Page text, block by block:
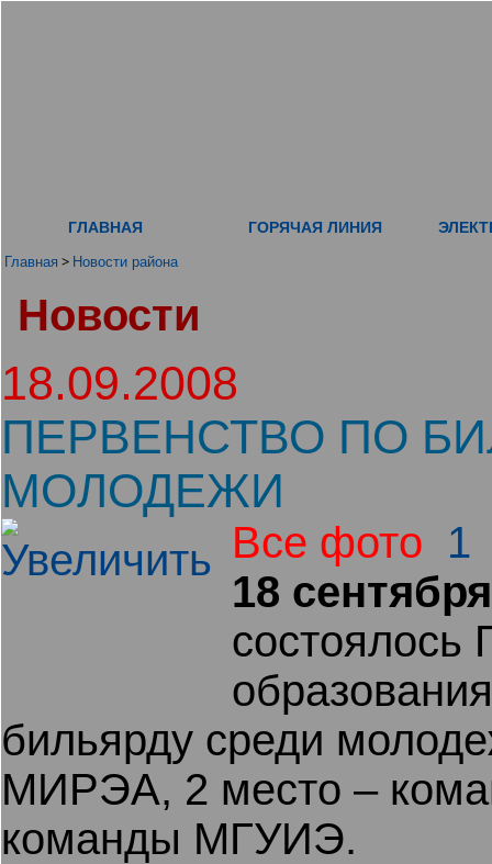
ГЛАВНАЯ ГОРЯЧАЯ ЛИНИЯ
Главная > Новости района
Новости
18.09.2008
ПЕРВЕНСТВО ПО
МОЛОДЕЖИ
Все фото 1
18
состоялось
бильярду среди
МИРЭА, 2 место –
команды МГУИЭ.